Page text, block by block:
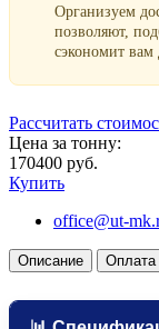
Организуем
позволяют,
сэкономит вам
Рассчитать
Цена за тонну:
170400 руб.
Купить
office@ut-
Описание Оплата